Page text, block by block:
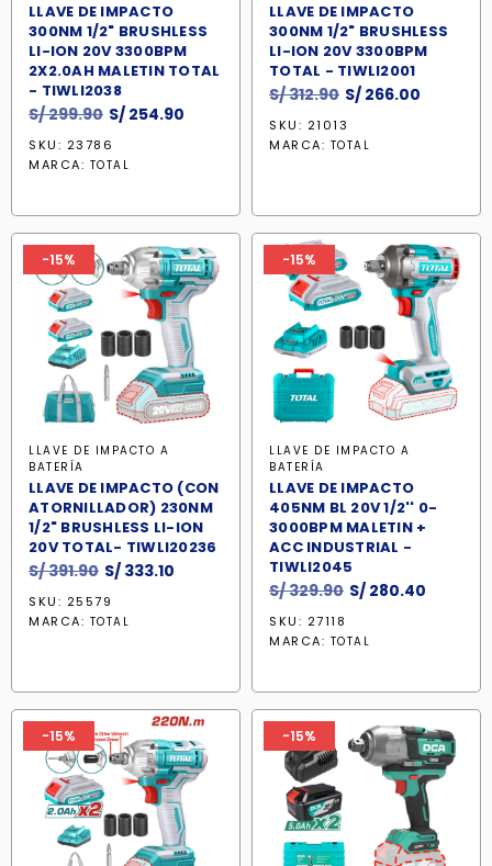
LLAVE DE IMPACTO
300NM 1/2" BRUSHLESS
LI-ION 20V 3300BPM
2X2.0AH MALETIN TOTAL
- TIWLI2038
S/299.90 El
precio
original
S/ 254.90
SKU: 23786
MARCA: TOTAL
LLAVE DE IMPACTO
300NM 1/2" BRUSHLESS
LI-ION 20V 3300BPM
TOTAL - TIWLI2001
S/312.90 El
precio
original
S/ 266.00
SKU: 21013
MARCA: TOTAL
-15%
LLAVE DE IMPACTO A
BATERÍA
LLAVE DE IMPACTO (CON
ATORNILLADOR) 230NM
1/2" BRUSHLESS LI-ION
20V TOTAL- TIWLI20236
S/391.90 El
precio
original
S/ 333.10
SKU: 25579
MARCA: TOTAL
-15%
LLAVE DE IMPACTO A
BATERÍA
LLAVE DE IMPACTO
405NM BL 20V 1/2'' 0-
3000BPM MALETIN +
ACC INDUSTRIAL -
TIWLI2045
S/329.90 El
original
S/ 280.40
SKU: 27118
MARCA: TOTAL
-15% -15%